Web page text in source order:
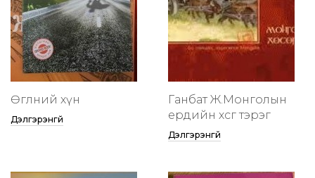
Өглөөний хүн
Дэлгэрэнгүй
Ганбат Ж.Монголын
ердийн хөсөг тэрэг
Дэлгэрэнгүй